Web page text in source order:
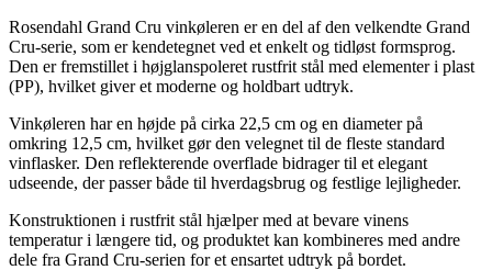
Rosendahl Grand Cru vinkøleren er en del af den velkendte Grand
Cru-serie, som er kendetegnet ved et enkelt og tidløst formsprog.
Den er fremstillet i højglanspoleret rustfrit stål med elementer i plast
(PP), hvilket giver et moderne og holdbart udtryk.
Vinkøleren har en højde på cirka 22,5 cm og en diameter på
omkring 12,5 cm, hvilket gør den velegnet til de fleste standard
vinflasker. Den reflekterende overflade bidrager til et elegant
udseende, der passer både til hverdagsbrug og festlige lejligheder.
Konstruktionen i rustfrit stål hjælper med at bevare vinens
temperatur i længere tid, og produktet kan kombineres med andre
dele fra Grand Cru-serien for et ensartet udtryk på bordet.